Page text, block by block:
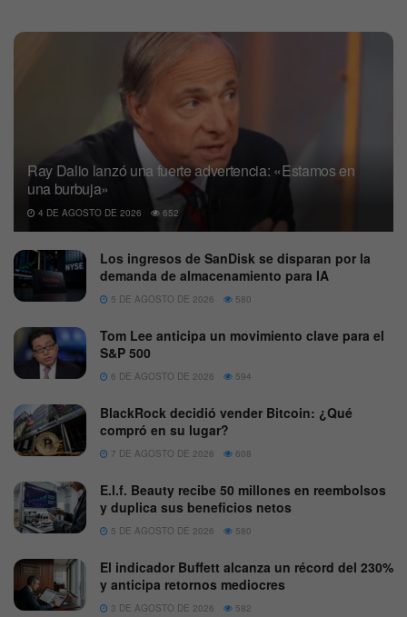
Ray Dalio lanzó una fuerte advertencia: «Estamos en
una burbuja»
4 DE AGOSTO DE 2026 652
Los ingresos de SanDisk se disparan por la
demanda de almacenamiento para IA
5 DE AGOSTO DE 2026 580
Tom Lee anticipa un movimiento clave para el
S&P 500
6 DE AGOSTO DE 2026 594
BlackRock decidió vender Bitcoin: ¿Qué
compró en su lugar?
7 DE AGOSTO DE 2026 608
E.l.f. Beauty recibe 50 millones en reembolsos
y duplica sus beneficios netos
5 DE AGOSTO DE 2026 580
El indicador Buffett alcanza un récord del 230%
y anticipa retornos mediocres
3 DE AGOSTO DE 2026 582